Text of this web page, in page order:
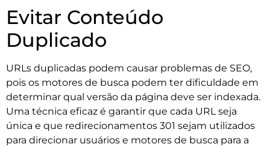
Evitar Conteúdo
Duplicado
URLs duplicadas podem causar problemas de SEO,
pois os motores de busca podem ter dificuldade em
determinar qual versão da página deve ser indexada.
Uma técnica eficaz é garantir que cada URL seja
única e que redirecionamentos 301 sejam utilizados
para direcionar usuários e motores de busca para a